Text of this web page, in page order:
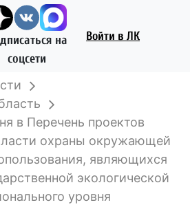
на
соцсети
Войти в ЛК
в Перечень проектов
охраны окружающей
являющихся
экологической
уровня